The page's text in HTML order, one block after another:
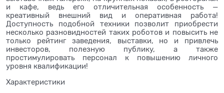
и кафе, ведь его отличительная особенность —
креативный внешний вид и оперативная работа!
Доступность подобной техники позволит приобрести
несколько разновидностей таких роботов и повысить не
только рейтинг заведения, выставки, но и привлечь
инвесторов, полезную публику, а также
простимулировать персонал к повышению личного
уровня квалификации!
Характеристики